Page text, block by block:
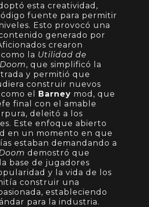
esta creatividad,
fuente para permitir
Esto provocó una
generado por
crearon
la Utilidad de
, que simplificó la
y permitió que
construir nuevos
el Barney mod, que
final con el amable
deleitó a los
Este enfoque abierto
en un momento en que
estaban demandando a
demostró que
base de jugadores
y la vida de los
construir una
estableciendo
para la industria.